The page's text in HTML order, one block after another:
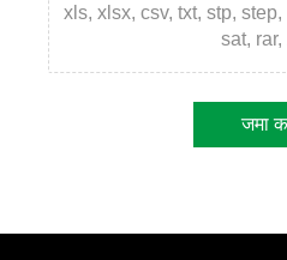
xls, xlsx, csv, txt, stp,
sat, rar,
जमा